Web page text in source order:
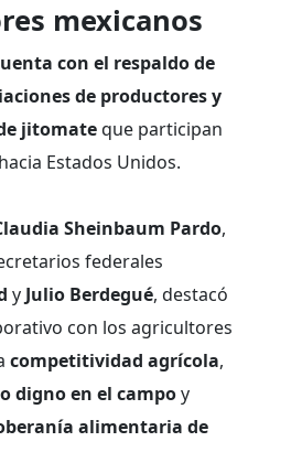
mexicanos
con el respaldo de
de productores y
jitomateque participan
Estados Unidos.
Sheinbaum Pardo,
federales
y Julio Berdegué, destacó
con los agricultores
competitividad agrícola,
digno en el campoy
alimentaria de